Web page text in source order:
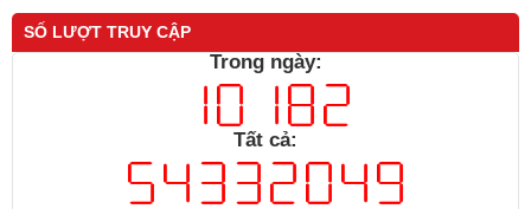
SỐ LƯỢT TRUY CẬP
Trong ngày:
Tất cả: